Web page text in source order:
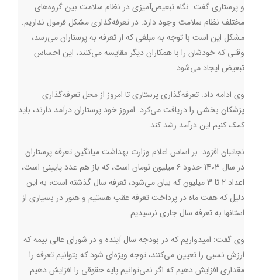
و پرستاری گفت: نگاه تبعیض‌آمیزی در نظام سلامت بین گروه‌های
مختلف نظام سلامت وجود دارد. در تعرفه‌گذاری مشکل فرمول نداریم.
مشکل این است با توجه به مبلغی که از تعرفه به پرستاران می‌رسد،
وقتی که خودشان را با همکاران دیگر مقایسه می‌کنند، این احساس
تبعیض ایجاد می‌شود.
وی ادامه داد: تعرفه‌گذاری پرستاری تا امروز از محل تعرفه‌گذاری
پزشکان بخشی را دریافت می‌کرد. امروز خود پرستاران درآمد دارند، باید
کمک کنیم این درآمد رشد کند.
نجاتبان افزود: بر اساس اعلام وزارت بهداشت میانگین تعرفه پرستاران
در سال 1403 حدود ۶ میلیون تومان است، که باز هم عدد پایینی است،
اعداد ۲ تا ۳ میلیون که بیان می‌شود، تعرفه سال گذشته است، به این
دلیل که هفت ماه در پرداخت تعرفه عقب هستیم و هنوز در بسیاری از
استانها به تعرفه سال جاری نرسیدیم.
وی گفت: امیدواریم که در بودجه سال آینده و در شورای عالی بیمه که
ارزش نسبی را تعیین می‌کنند، توجه ویژه‌ای شود که بتوانیم تعرفه را
مقداری افزایش دهیم که اگر نمی‌توانیم پایه حقوقی را افزایش دهیم